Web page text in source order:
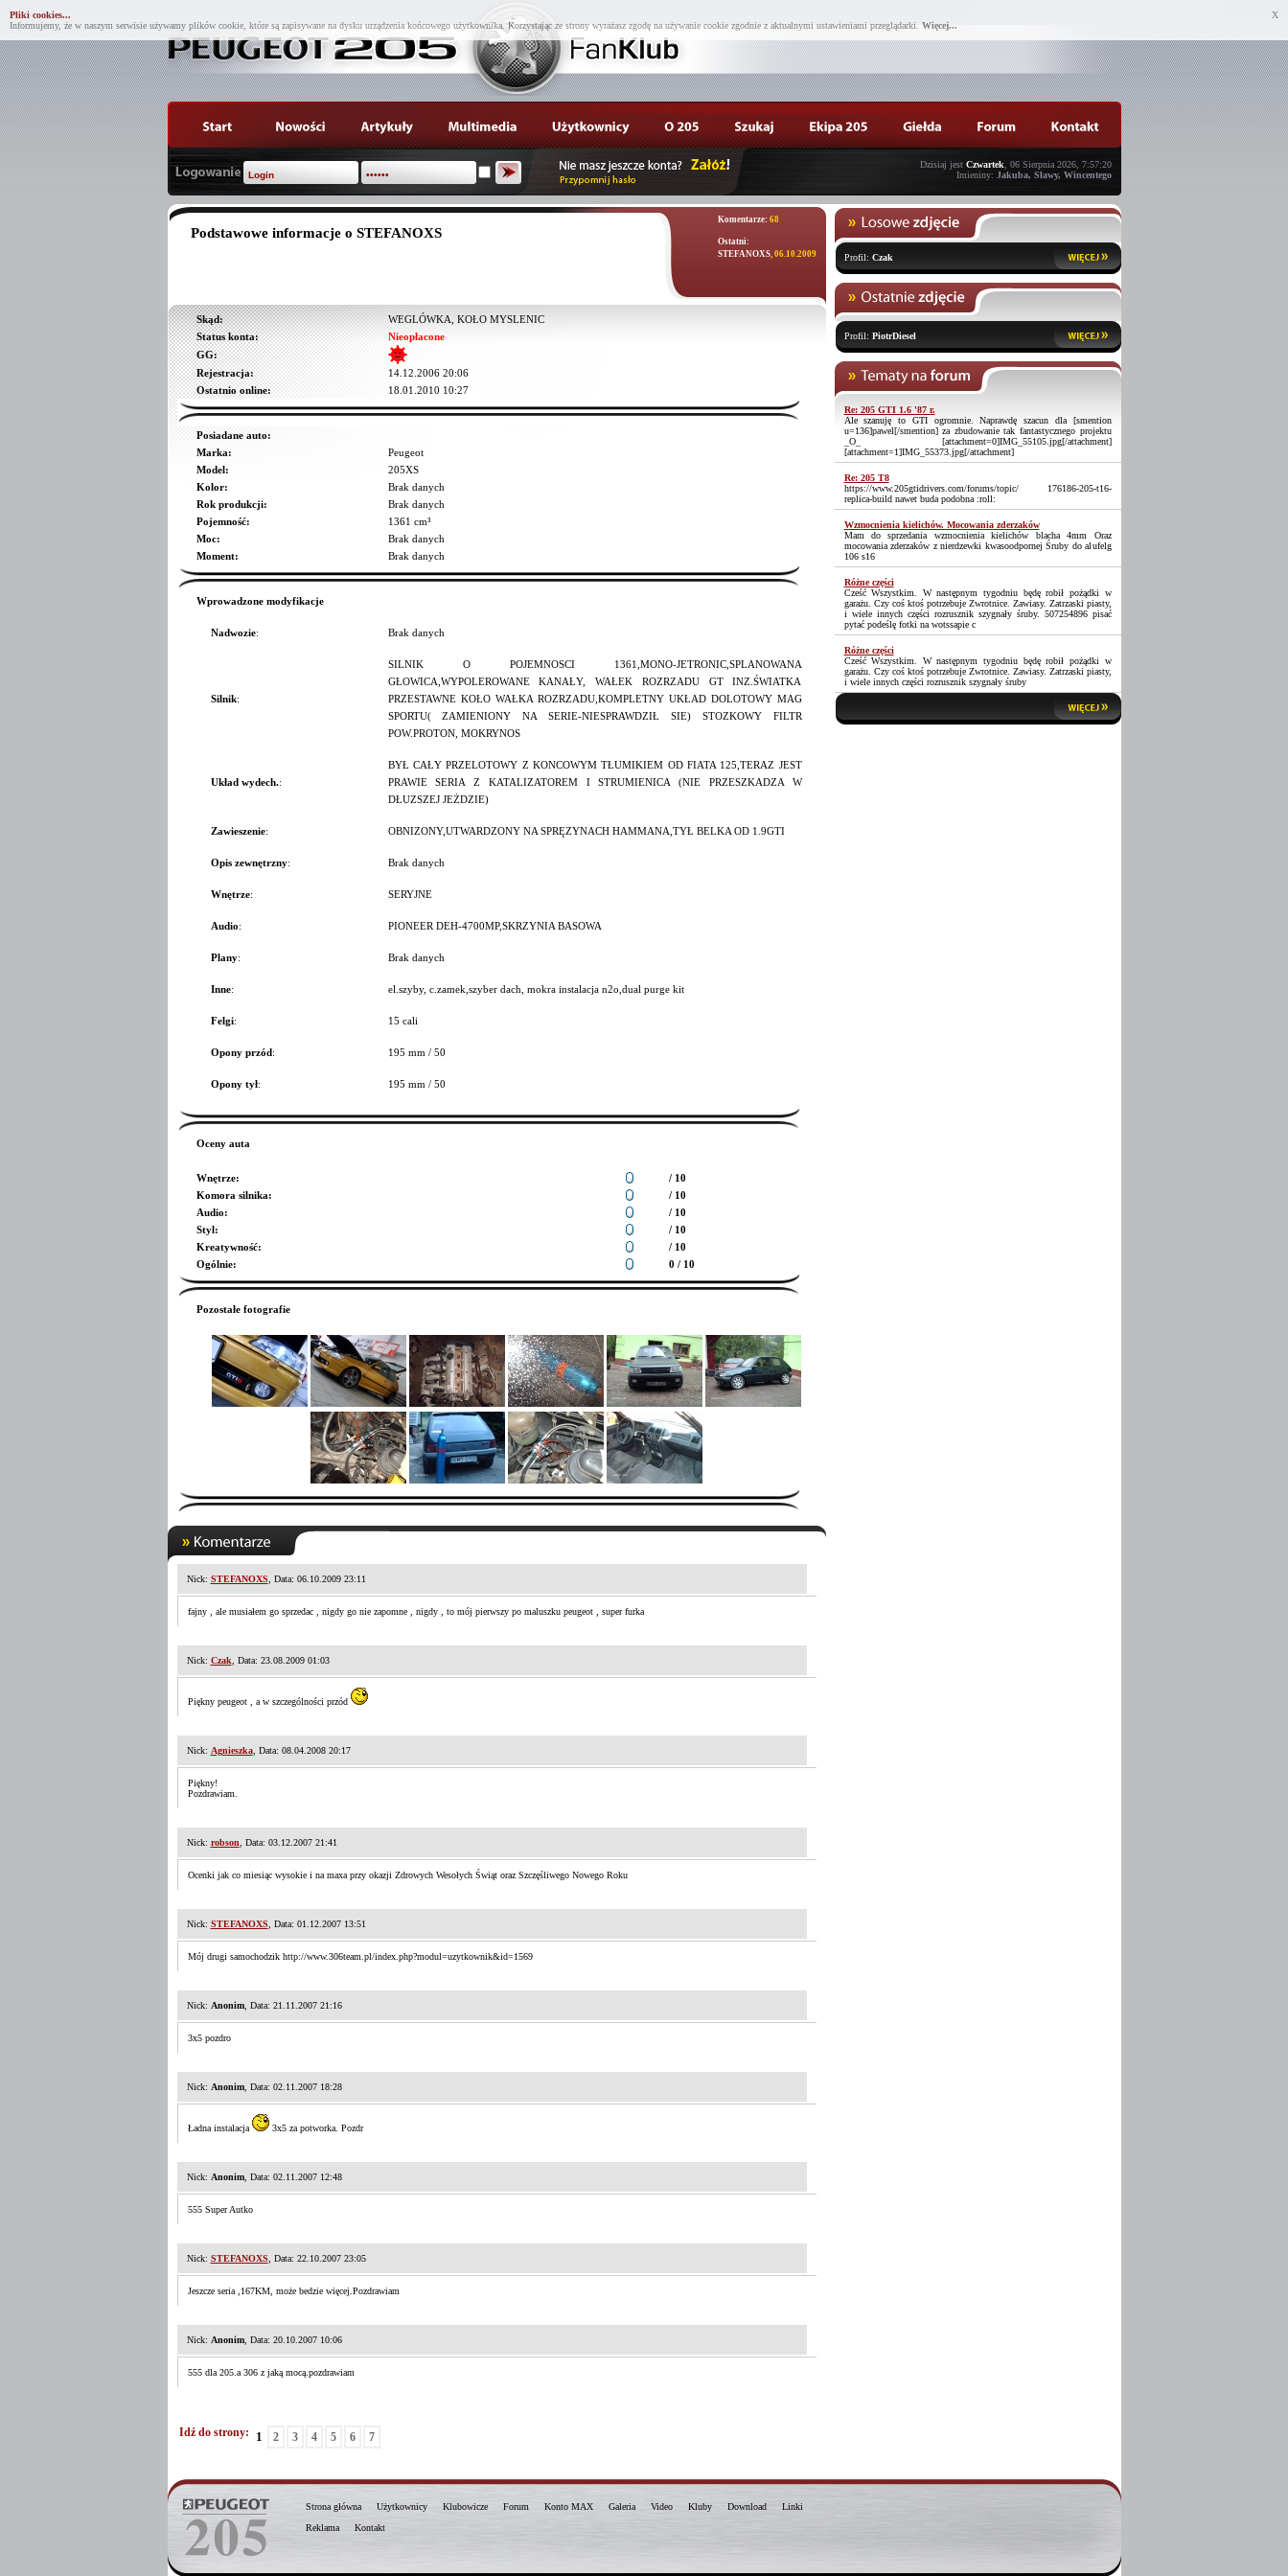
X
Pliki cookies...
Informujemy, że w naszym serwisie używamy plików cookie, które są zapisywane na dysku urządzenia końcowego użytkownika. Korzystając ze strony wyrażasz zgodę na używanie cookie zgodnie z aktualnymi ustawieniami przeglądarki. Więcej...
Dzisiaj jest Czwartek , 06 Sierpnia 2026, 7:57:20
Imieniny: Jakuba, Sławy, Wincentego
Podstawowe informacje o STEFANOXS
Komentarze: 68
Ostatni:
STEFANOXS, 06.10.2009
Skąd:
WEGLÓWKA, KOŁO MYSLENIC
Status konta:
Nieopłacone
GG:
Rejestracja:
14.12.2006 20:06
Ostatnio online:
18.01.2010 10:27
Posiadane auto:
Marka:
Peugeot
Model:
205XS
Kolor:
Brak danych
Rok produkcji:
Brak danych
Pojemność:
1361 cm³
Moc:
Brak danych
Moment:
Brak danych
Wprowadzone modyfikacje
Nadwozie: Brak danych
Silnik:
SILNIK O POJEMNOSCI 1361,MONO-JETRONIC,SPLANOWANA
GŁOWICA,WYPOLEROWANE KANAŁY, WAŁEK ROZRZADU GT INZ.ŚWIATKA
PRZESTAWNE KOŁO WAŁKA ROZRZADU,KOMPLETNY UKŁAD DOLOTOWY MAG
SPORTU( ZAMIENIONY NA SERIE-NIESPRAWDZIŁ SIE) STOZKOWY FILTR
POW.PROTON, MOKRYNOS
Układ wydech.:
BYŁ CAŁY PRZELOTOWY Z KONCOWYM TŁUMIKIEM OD FIATA 125,TERAZ JEST
PRAWIE SERIA Z KATALIZATOREM I STRUMIENICA (NIE PRZESZKADZA W
DŁUZSZEJ JEŻDZIE)
Zawieszenie: OBNIZONY,UTWARDZONY NA SPRĘZYNACH HAMMANA,TYŁ BELKA OD 1.9GTI
Opis zewnętrzny: Brak danych
Wnętrze: SERYJNE
Audio: PIONEER DEH-4700MP,SKRZYNIA BASOWA
Plany: Brak danych
Inne: el.szyby, c.zamek,szyber dach, mokra instalacja n2o,dual purge kit
Felgi: 15 cali
Opony przód: 195 mm / 50
Opony tył: 195 mm / 50
Oceny auta
Wnętrze:
/ 10
Komora silnika:
/ 10
Audio:
/ 10
Styl:
/ 10
Kreatywność:
/ 10
Ogólnie: 0 / 10
Pozostałe fotografie
Nick: STEFANOXS , Data: 06.10.2009 23:11
fajny , ale musiałem go sprzedac , nigdy go nie zapomne , nigdy , to mój pierwszy po maluszku peugeot , super furka
Nick: Czak , Data: 23.08.2009 01:03
Piękny peugeot , a w szczególności przód
Nick: Agnieszka, Data: 08.04.2008 20:17
Piękny!
Pozdrawiam.
Nick: robson , Data: 03.12.2007 21:41
Ocenki jak co miesiąc wysokie i na maxa przy okazji Zdrowych Wesołych Świąt oraz Szczęśliwego Nowego Roku
Nick: STEFANOXS , Data: 01.12.2007 13:51
Mój drugi samochodzik http://www.306team.pl/index.php?modul=uzytkownik&id=1569
Nick: Anonim, Data: 21.11.2007 21:16
3x5 pozdro
Nick: Anonim, Data: 02.11.2007 18:28
Ładna instalacja 3x5 za potworka. Pozdr
Nick: Anonim, Data: 02.11.2007 12:48
555 Super Autko
Nick: STEFANOXS , Data: 22.10.2007 23:05
Jeszcze seria ,167KM, może bedzie więcej.Pozdrawiam
Nick: Anonim, Data: 20.10.2007 10:06
555 dla 205.a 306 z jaką mocą.pozdrawiam
Idź do strony: 1 2 3 4 5 6 7
Profil: Czak
Profil: PiotrDiesel
Re: 205 GTI 1.6 '87 r.
Ale szanuję to GTI ogromnie. Naprawdę szacun dla [smention
u=136]pawel[/smention] za zbudowanie tak fantastycznego projektu
_O_ [attachment=0]IMG_55105.jpg[/attachment]
[attachment=1]IMG_55373.jpg[/attachment]
Re: 205 T8
https://www.205gtidrivers.com/forums/topic/ 176186-205-t16-
replica-build nawet buda podobna :roll:
Wzmocnienia kielichów. Mocowania zderzaków
Mam do sprzedania wzmocnienia kielichów blacha 4mm Oraz
mocowania zderzaków z nierdzewki kwasoodpornej Śruby do alufelg
106 s16
Różne części
Cześć Wszystkim. W następnym tygodniu będę robił pożądki w
garażu. Czy coś ktoś potrzebuje Zwrotnice. Zawiasy. Zatrzaski piasty,
i wiele innych części rozrusznik szygnały śruby. 507254896 pisać
pytać podeślę fotki na wotssapie c
Różne części
Cześć Wszystkim. W następnym tygodniu będę robił pożądki w
garażu. Czy coś ktoś potrzebuje Zwrotnice. Zawiasy. Zatrzaski piasty,
i wiele innych części rozrusznik szygnały śruby
Strona główna Użytkownicy Klubowicze Forum Konto MAX Galeria Video Kluby Download
Linki
Reklama
Kontakt